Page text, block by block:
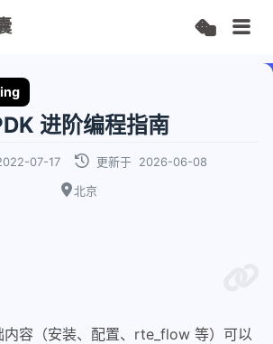
进阶编程指南
07-17 更新于 2026-06-08
北京
容（安装、配置、rte_flow 等）可以